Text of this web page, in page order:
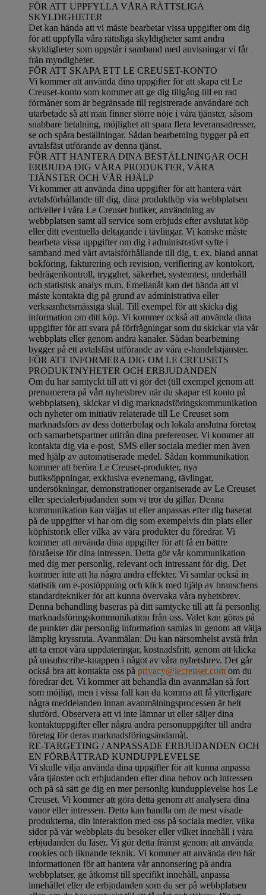
FÖR ATT UPPFYLLA VÅRA RÄTTSLIGA
SKYLDIGHETER
Det kan hända att vi måste bearbetar vissa uppgifter om dig
för att uppfylla våra rättsliga skyldigheter samt andra
skyldigheter som uppstår i samband med anvisningar vi får
från myndigheter.
FÖR ATT SKAPA ETT LE CREUSET-KONTO
Vi kommer att använda dina uppgifter för att skapa ett Le
Creuset-konto som kommer att ge dig tillgång till en rad
förmåner som är begränsade till registrerade användare och
utarbetade så att man finner större nöje i våra tjänster, såsom
snabbare betalning, möjlighet att spara flera leveransadresser,
se och spåra beställningar. Sådan bearbetning bygger på ett
avtalsfäst utförande av denna tjänst.
FÖR ATT HANTERA DINA BESTÄLLNINGAR OCH
ERBJUDA DIG VÅRA PRODUKTER, VÅRA
TJÄNSTER OCH VÅR HJÄLP
Vi kommer att använda dina uppgifter för att hantera vårt
avtalsförhållande till dig, dina produktköp via webbplatsen
och/eller i våra Le Creuset butiker, användning av
webbplatsen samt all service som erbjuds efter avslutat köp
eller ditt eventuella deltagande i tävlingar. Vi kanske måste
bearbeta vissa uppgifter om dig i administrativt syfte i
samband med vårt avtalsförhållande till dig, t. ex. bland annat
bokföring, fakturering och revision, verifiering av kontokort,
bedrägerikontroll, trygghet, säkerhet, systemtest, underhåll
och statistisk analys m.m. Emellanåt kan det hända att vi
måste kontakta dig på grund av administrativa eller
verksamhetsmässiga skäl. Till exempel för att skicka dig
information om ditt köp. Vi kommer också att använda dina
uppgifter för att svara på förfrågningar som du skickar via vår
webbplats eller genom andra kanaler. Sådan bearbetning
bygger på ett avtalsfäst utförande av våra e-handelstjänster.
FÖR ATT INFORMERA DIG OM LE CREUSETS
PRODUKTNYHETER OCH ERBJUDANDEN
Om du har samtyckt till att vi gör det (till exempel genom att
prenumerera på vårt nyhetsbrev när du skapar ett konto på
webbplatsen), skickar vi dig marknadsföringskommunikation
och nyheter om initiativ relaterade till Le Creuset som
marknadsförs av dess dotterbolag och lokala anslutna företag
och samarbetspartner utifrån dina preferenser. Vi kommer att
kontakta dig via e-post, SMS eller sociala medier men även
med hjälp av automatiserade medel. Sådan kommunikation
kommer att beröra Le Creuset-produkter, nya
butiksöppningar, exklusiva evenemang, tävlingar,
undersökningar, demonstrationer organiserade av Le Creuset
eller specialerbjudanden som vi tror du gillar. Denna
kommunikation kan väljas ut eller anpassas efter dig baserat
på de uppgifter vi har om dig som exempelvis din plats eller
köphistorik eller vilka av våra produkter du föredrar. Vi
kommer att använda dina uppgifter för att få en bättre
förståelse för dina intressen. Detta gör vår kommunikation
med dig mer personlig, relevant och intressant för dig. Det
kommer inte att ha några andra effekter. Vi samlar också in
statistik om e-postöppning och klick med hjälp av branschens
standardtekniker för att kunna övervaka våra nyhetsbrev.
Denna behandling baseras på ditt samtycke till att få personlig
marknadsföringskommunikation från oss. Valet kan göras på
de punkter där personlig information samlas in genom att välja
lämplig kryssruta. Avanmälan: Du kan närsomhelst avstå från
att ta emot våra uppdateringar, kostnadsfritt, genom att klicka
på unsubscribe-knappen i något av våra nyhetsbrev. Det går
också bra att kontakta oss på privacy@lecreuset.com om du
föredrar det. Vi kommer att behandla din avanmälan så fort
som möjligt, men i vissa fall kan du komma att få ytterligare
några meddelanden innan avanmälningsprocessen är helt
slutförd. Observera att vi inte lämnar ut eller säljer dina
kontaktuppgifter eller några andra personuppgifter till andra
företag för deras marknadsföringsändamål.
RE-TARGETING / ANPASSADE ERBJUDANDEN OCH
EN FÖRBÄTTRAD KUNDUPPLEVELSE
Vi skulle vilja använda dina uppgifter för att kunna anpassa
våra tjänster och erbjudanden efter dina behov och intressen
och på så sätt ge dig en mer personlig kundupplevelse hos Le
Creuset. Vi kommer att göra detta genom att analysera dina
vanor eller intressen. Detta kan handla om de mest visade
produkterna, din interaktion med oss på sociala medier, vilka
sidor på vår webbplats du besöker eller vilket innehåll i våra
erbjudanden du läser. Vi gör detta främst genom att använda
cookies och liknande teknik. Vi kommer att använda den här
informationen för att hantera vår annonsering på andra
webbplatser, ge åtkomst till specifikt innehåll, anpassa
innehållet eller de erbjudanden som du ser på webbplatsen